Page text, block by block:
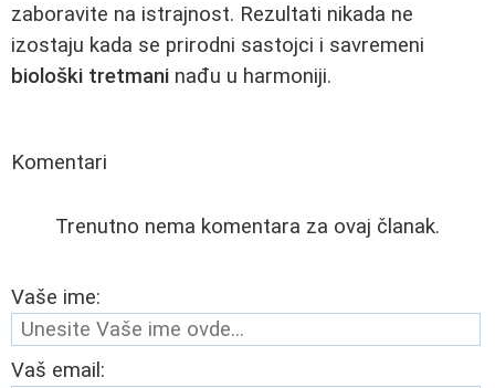
zaboravite na istrajnost. Rezultati nikada ne
izostaju kada se prirodni sastojci i savremeni
biološki tretmani nađu u harmoniji.
Komentari
Trenutno nema komentara za ovaj članak.
Vaše ime:
Vaš email: